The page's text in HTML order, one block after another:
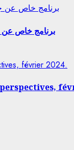
برنامج خاص عن
برنامج خاص عن
février 2024.